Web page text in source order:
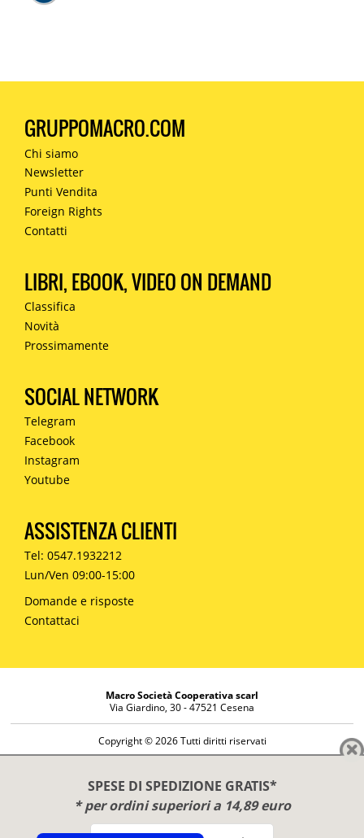
SPESE DI SPEDIZIONE GRATIS*
* per ordini superiori a 14,89 euro
GRUPPOMACRO.COM
Chi siamo
Newsletter
Punti Vendita
Foreign Rights
Contatti
LIBRI, EBOOK, VIDEO ON DEMAND
Classifica
Novità
Prossimamente
SOCIAL NETWORK
Telegram
Facebook
Instagram
Youtube
ASSISTENZA CLIENTI
Tel: 0547.1932212
Lun/Ven 09:00-15:00
Domande e risposte
Contattaci
Macro Società Cooperativa scarl
Via Giardino, 30 - 47521 Cesena
Copyright © 2026 Tutti diritti riservati
Diritto di reso
Disclaimer
Privacy Policy